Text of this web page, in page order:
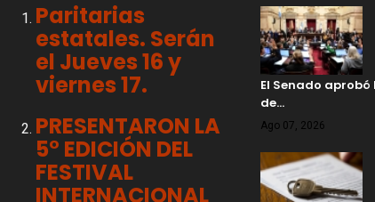
Paritarias
estatales. Serán
el Jueves 16 y
viernes 17.
PRESENTARON LA
5° EDICIÓN DEL
FESTIVAL
INTERNACIONAL
El Senado
de…
Ago 07, 2026